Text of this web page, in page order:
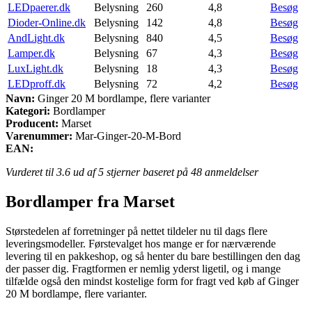
LEDpaerer.dk
Belysning 260 4,8
Besøg
Dioder-Online.dk
Belysning 142 4,8
Besøg
AndLight.dk
Belysning 840 4,5
Besøg
Lamper.dk
Belysning 67 4,3
Besøg
LuxLight.dk
Belysning 18 4,3
Besøg
LEDproff.dk
Belysning 72 4,2
Besøg
Navn: Ginger 20 M bordlampe, flere varianter
Kategori: Bordlamper
Producent: Marset
Varenummer: Mar-Ginger-20-M-Bord
EAN:
Vurderet til 3.6 ud af 5 stjerner baseret på 48 anmeldelser
Bordlamper fra Marset
Størstedelen af forretninger på nettet tildeler nu til dags flere
leveringsmodeller. Førstevalget hos mange er for nærværende
levering til en pakkeshop, og så henter du bare bestillingen den dag
der passer dig. Fragtformen er nemlig yderst ligetil, og i mange
tilfælde også den mindst kostelige form for fragt ved køb af Ginger
20 M bordlampe, flere varianter.